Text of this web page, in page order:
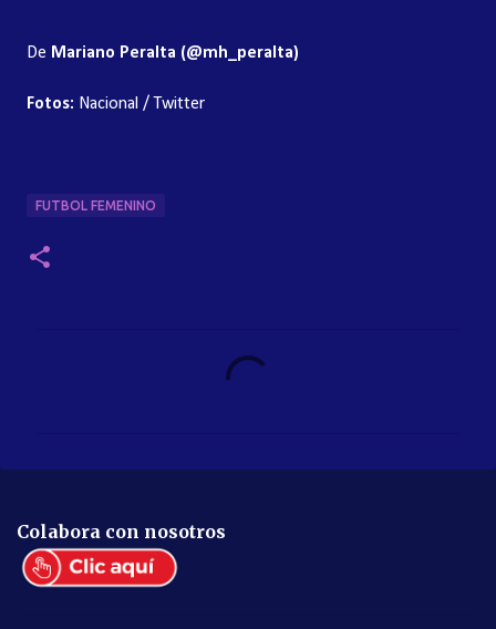
De Mariano Peralta (@mh_peralta)
Fotos: Nacional / Twitter
FUTBOL FEMENINO
t
a
r
Colabora con nosotros